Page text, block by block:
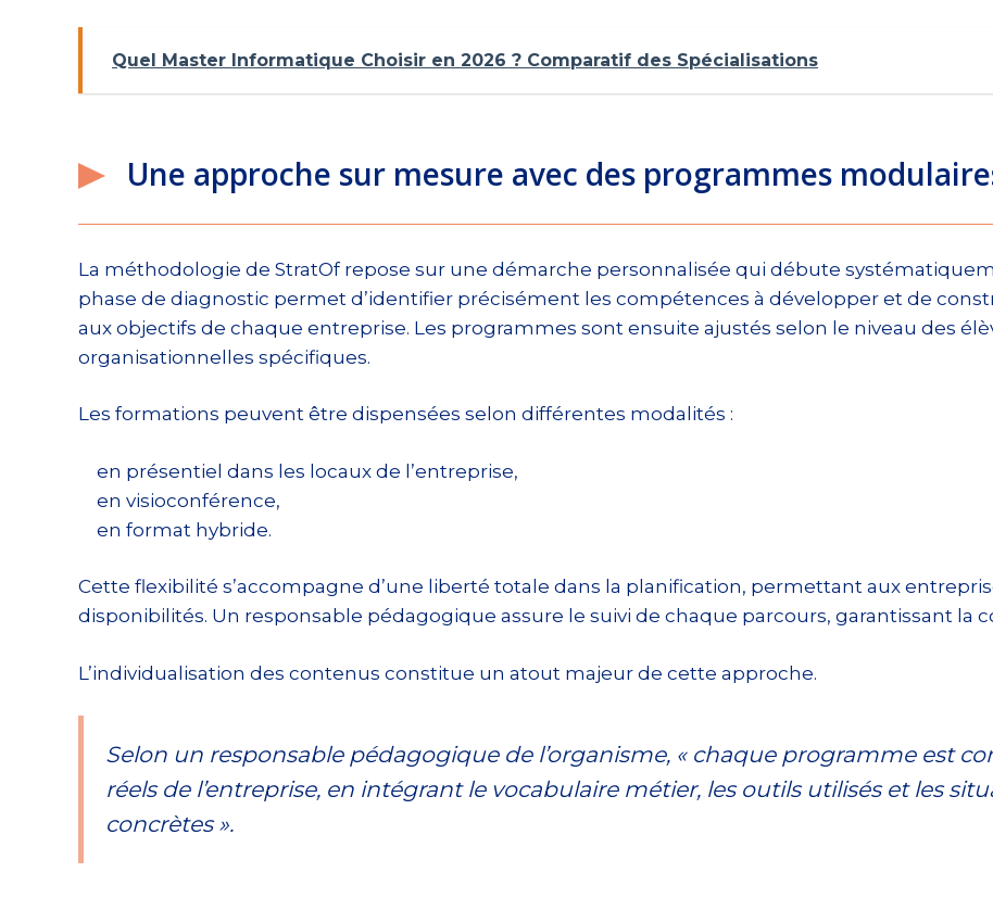
Quel Master Informatique Choisir en 2026 ? Comparatif des Spécialisations
Une approche sur mesure avec des programmes
La méthodologie de StratOf repose sur une démarche personnalisée qui débute
phase de diagnostic permet d’identifier précisément les compétences à développer et de
aux objectifs de chaque entreprise. Les programmes sont ensuite ajustés selon le niveau des
organisationnelles spécifiques.
Les formations peuvent être dispensées selon différentes modalités :
en présentiel dans les locaux de l’entreprise,
en visioconférence,
en format hybride.
Cette flexibilité s’accompagne d’une liberté totale dans la planification, permettant aux
disponibilités. Un responsable pédagogique assure le suivi de chaque parcours, garantissant la
L’individualisation des contenus constitue un atout majeur de cette approche.
Selon un responsable pédagogique de l’organisme, « chaque programme est
réels de l’entreprise, en intégrant le vocabulaire métier, les outils utilisés et les
concrètes ».